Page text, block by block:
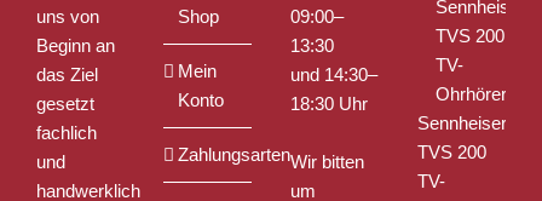
gewählt
werden
uns von
Beginn an
das Ziel
gesetzt
fachlich
und
handwerklich
Shop
Mein
Konto
Zahlungsarten
09:00–
13:30
und 14:30–
18:30 Uhr
Wir bitten
um
Sennheiser
TVS 200
TV-